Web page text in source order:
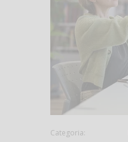
Categoria: